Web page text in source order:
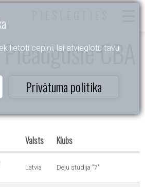
lietoti cepiņi, lai atvieglotu tavu
Privātuma politika
CBA
Valsts Klubs
Latvia Deju studija "7"